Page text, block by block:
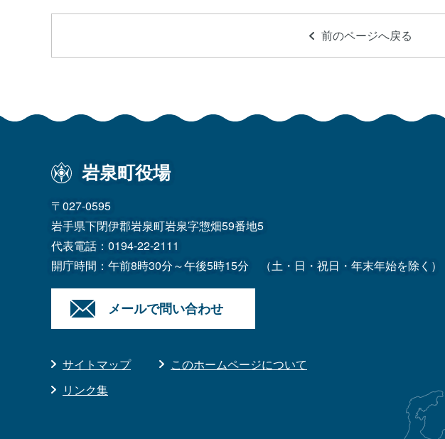
前のページへ戻る
岩泉町役場
〒027-0595
岩手県下閉伊郡岩泉町岩泉字惣畑59番地5
代表電話： 0194-22-2111
開庁時間：午前8時30分～午後5時15分
（土・日・祝日・年末年始を除く）
メールで問い合わせ
サイトマップ
このホームページについて
リンク集